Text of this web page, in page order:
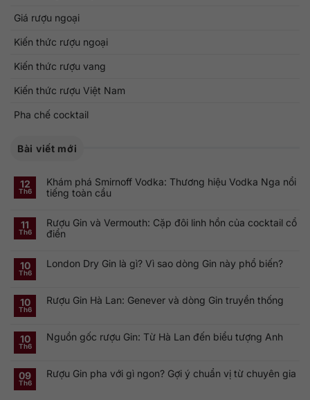
Giá rượu ngoại
Kiến thức rượu ngoại
Kiến thức rượu vang
Kiến thức rượu Việt Nam
Pha chế cocktail
Bài viết mới
12
Th6
Khám phá Smirnoff Vodka: Thương hiệu Vodka Nga nổi
tiếng toàn cầu
bình
luận
ở
Vodka:
Nga
nổi
11
Th6
Rượu Gin và Vermouth: Cặp đôi linh hồn của cocktail cổ
điển
bình
luận
và
Vermouth:
hồn
của
10
Th6
London Dry Gin là gì? Vì sao dòng Gin này phổ biến?
luận
ở
là
Gin
10
Th6
Rượu Gin Hà Lan: Genever và dòng Gin truyền thống
luận
ở
Lan:
Genever
10
Th6
Nguồn gốc rượu Gin: Từ Hà Lan đến biểu tượng Anh
luận
ở
09
Th6
Rượu Gin pha với gì ngon? Gợi ý chuẩn vị từ chuyên gia